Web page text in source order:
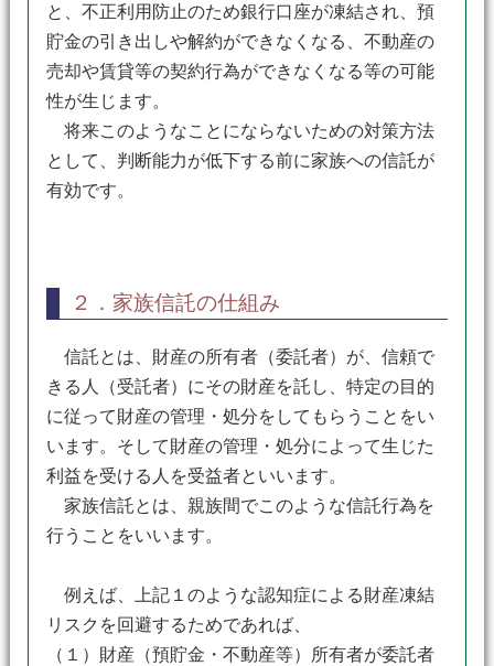
と、不正利用防止のため銀行口座が凍結され、預
貯金の引き出しや解約ができなくなる、不動産の
売却や賃貸等の契約行為ができなくなる等の可能
性が生じます。
将来このようなことにならないための対策方法
として、判断能力が低下する前に家族への信託が
有効です。
２．家族信託の仕組み
信託とは、財産の所有者（委託者）が、信頼で
きる人（受託者）にその財産を託し、特定の目的
に従って財産の管理・処分をしてもらうことをい
います。そして財産の管理・処分によって生じた
利益を受ける人を受益者といいます。
家族信託とは、親族間でこのような信託行為を
行うことをいいます。
例えば、上記１のような認知症による財産凍結
リスクを回避するためであれば、
（１）財産（預貯金・不動産等）所有者が委託者